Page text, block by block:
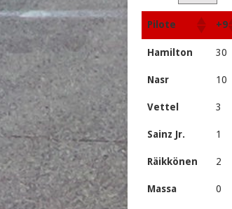
Pilote +9
Hamilton 30
Nasr 10
Vettel 3
Sainz Jr. 1
Räikkönen 2
Massa 0